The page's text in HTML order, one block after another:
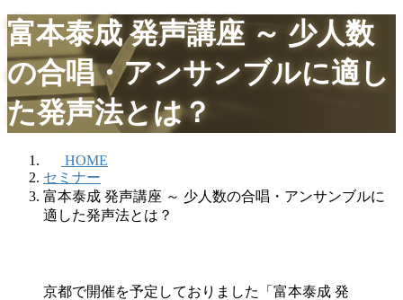
富本泰成 発声講座 ～ 少人数
の合唱・アンサンブルに適し
た発声法とは？
HOME
セミナー
富本泰成 発声講座 ～ 少人数の合唱・アンサンブルに
適した発声法とは？
京都で開催を予定しておりました「富本泰成 発